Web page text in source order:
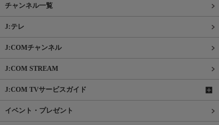
チャンネル一覧
J:テレ
J:COMチャンネル
J:COM STREAM
J:COM TVサービスガイド
イベント・プレゼント